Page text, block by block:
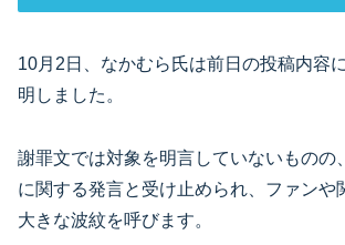
10月2日、なかむら氏は前日の投稿内容
明しました。
謝罪文では対象を明言していないものの
に関する発言と受け止められ、ファンや
大きな波紋を呼びます。